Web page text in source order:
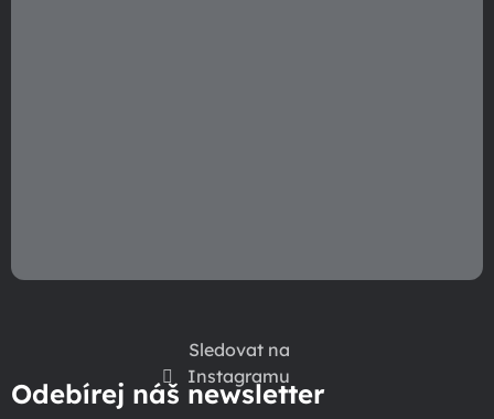
Sledovat na
Instagramu
Odebírej náš newsletter